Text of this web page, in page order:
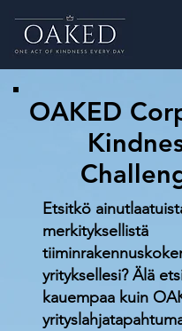
OAKED
Etsitkö
merkityksellistä
yrityksellesi? Älä
kauempaa kuin